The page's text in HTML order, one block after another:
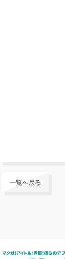
一覧へ戻る